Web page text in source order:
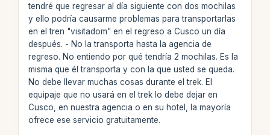
tendré que regresar al día siguiente con dos mochilas
y ello podría causarme problemas para transportarlas
en el tren "visitadom" en el regreso a Cusco un día
después. - No la transporta hasta la agencia de
regreso. No entiendo por qué tendría 2 mochilas. Es la
misma que él transporta y con la que usted se queda.
No debe llevar muchas cosas durante el trek. El
equipaje que no usará en el trek lo debe dejar en
Cusco, en nuestra agencia o en su hotel, la mayoría
ofrece ese servicio gratuitamente.